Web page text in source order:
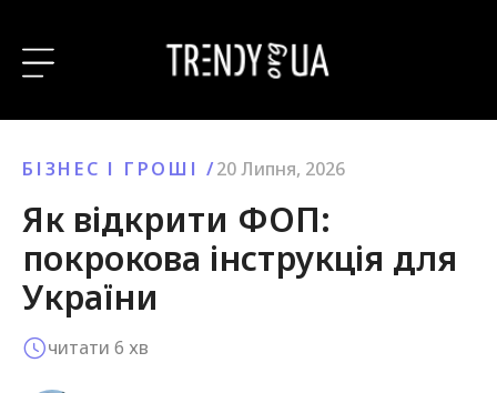
БІЗНЕС І ГРОШІ /20 Липня, 2026
Як відкрити ФОП:
покрокова інструкція для
України
читати 6 хв